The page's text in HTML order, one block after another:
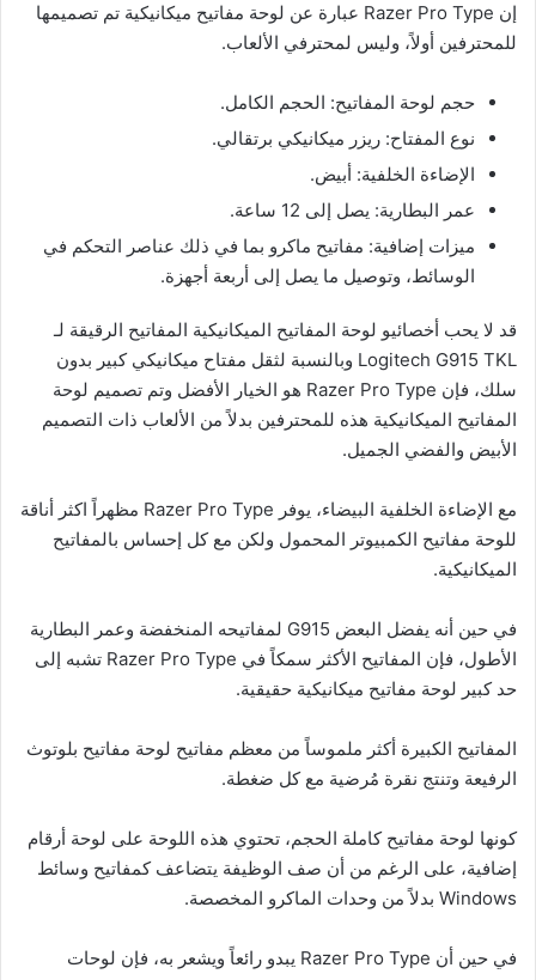
إن Razer Pro Type عبارة عن لوحة مفاتيح ميكانيكية تم تصميمها
للمحترفين أولاً، وليس لمحترفي الألعاب.
حجم لوحة المفاتيح: الحجم الكامل.
نوع المفتاح: ريزر ميكانيكي برتقالي.
الإضاءة الخلفية: أبيض.
عمر البطارية: يصل إلى 12 ساعة.
ميزات إضافية: مفاتيح ماكرو بما في ذلك عناصر التحكم في
الوسائط، وتوصيل ما يصل إلى أربعة أجهزة.
قد لا يحب أخصائيو لوحة المفاتيح الميكانيكية المفاتيح الرقيقة لـ
Logitech G915 TKL وبالنسبة لثقل مفتاح ميكانيكي كبير بدون
سلك، فإن Razer Pro Type هو الخيار الأفضل وتم تصميم لوحة
المفاتيح الميكانيكية هذه للمحترفين بدلاً من الألعاب ذات التصميم
الأبيض والفضي الجميل.
مع الإضاءة الخلفية البيضاء، يوفر Razer Pro Type مظهراً اكثر أناقة
للوحة مفاتيح الكمبيوتر المحمول ولكن مع كل إحساس بالمفاتيح
الميكانيكية.
في حين أنه يفضل البعض G915 لمفاتيحه المنخفضة وعمر البطارية
الأطول، فإن المفاتيح الأكثر سمكاً في Razer Pro Type تشبه إلى
حد كبير لوحة مفاتيح ميكانيكية حقيقية.
المفاتيح الكبيرة أكثر ملموساً من معظم مفاتيح لوحة مفاتيح بلوتوث
الرفيعة وتنتج نقرة مُرضية مع كل ضغطة.
كونها لوحة مفاتيح كاملة الحجم، تحتوي هذه اللوحة على لوحة أرقام
إضافية، على الرغم من أن صف الوظيفة يتضاعف كمفاتيح وسائط
Windows بدلاً من وحدات الماكرو المخصصة.
في حين أن Razer Pro Type يبدو رائعاً ويشعر به، فإن لوحات